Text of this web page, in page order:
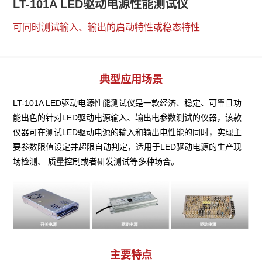
LT-101A LED驱动电源性能测试仪
可同时测试输入、输出的启动特性或稳态特性
典型应用场景
LT-101A LED驱动电源性能测试仪是一款经济、稳定、可靠且功
能出色的针对LED驱动电源输入、输出电参数测试的仪器，该款
仪器可在测试LED驱动电源的输入和输出电性能的同时，实现主
要参数限值设定并超限自动判定，适用于LED驱动电源的生产现
场检测、 质量控制或者研发测试等多种场合。
主要特点